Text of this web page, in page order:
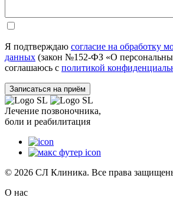
Я подтверждаю согласие на обработку
данных (закон №152-ФЗ «О
соглашаюсь с политикой
Лечение позвоночника,
боли и реабилитация
© 2026 СЛ Клиника. Все права
О нас